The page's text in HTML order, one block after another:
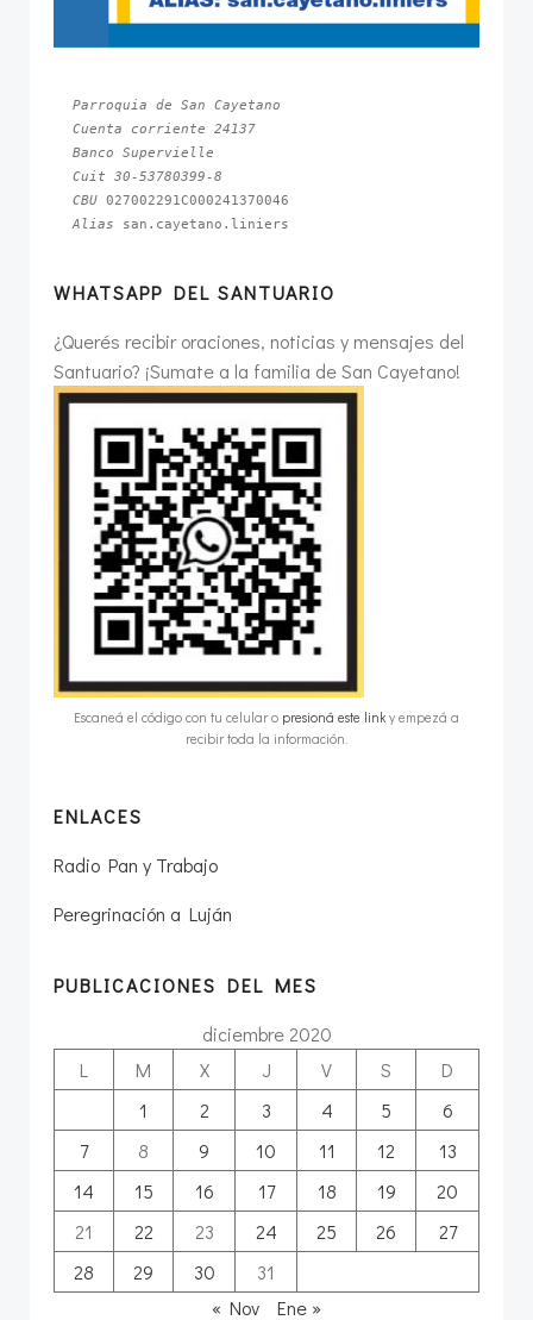
Parroquia de San Cayetano
Cuenta corriente 24137
Banco Supervielle
Cuit 30-53780399-8
CBU
Alias san.cayetano.liniers
WHATSAPP DEL SANTUARIO
¿Querés recibir oraciones, noticias y mensajes del
Santuario? ¡Sumate a la familia de San Cayetano!
Escaneá el código con tu celular o presioná este link y empezá a
recibir toda la información.
ENLACES
Radio Pan y Trabajo
Peregrinación a Luján
PUBLICACIONES DEL MES
diciembre 2020
L
M X J V S
D
1
2 3 4 5
6
7
8 9 10 11 12
13
14
15 16 17 18 19
20
21
22 23 24 25 26
27
28
29 30
31
« Nov
Ene »